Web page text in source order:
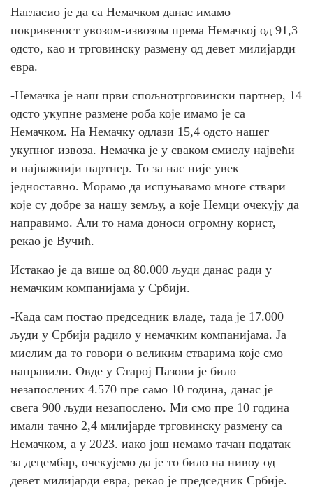
Нагласио је да са Немачком данас имамо
покривеност увозом-извозом према Немачкој од 91,3
одсто, као и трговинску размену од девет милијарди
евра.
-Немачка је наш први спољнотрговински партнер, 14
одсто укупне размене роба које имамо је са
Немачком. На Немачку одлази 15,4 одсто нашег
укупног извоза. Немачка је у сваком смислу највећи
и најважнији партнер. То за нас није увек
једноставно. Морамо да испуњавамо многе ствари
које су добре за нашу земљу, а које Немци очекују да
направимо. Али то нама доноси огромну корист,
рекао је Вучић.
Истакао је да више од 80.000 људи данас ради у
немачким компанијама у Србији.
-Када сам постао председник владе, тада је 17.000
људи у Србији радило у немачким компанијама. Ја
мислим да то говори о великим стварима које смо
направили. Овде у Старој Пазови је било
незапослених 4.570 пре само 10 година, данас је
свега 900 људи незапослено. Ми смо пре 10 година
имали тачно 2,4 милијарде трговинску размену са
Немачком, а у 2023. иако још немамо тачан податак
за децембар, очекујемо да је то било на нивоу од
девет милијарди евра, рекао је председник Србије.